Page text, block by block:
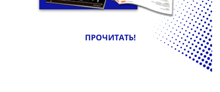
ПРОЧИТАТЬ!